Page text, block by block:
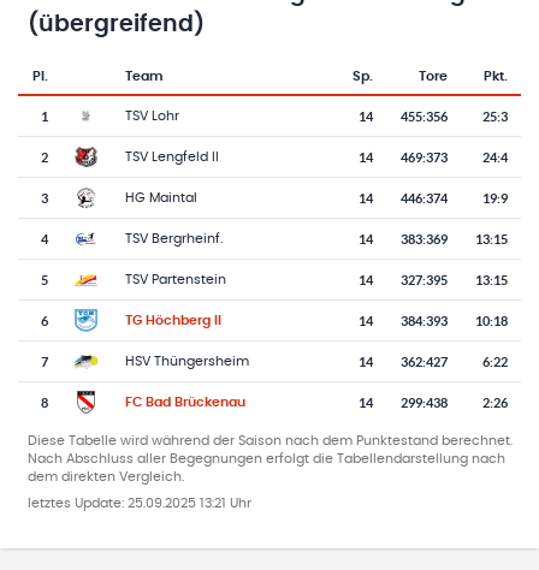
(übergreifend)
Pl.
Team-Logo
Team Sp. Tore Pkt.
1 TSV Lohr 14 455:356 25:3
2 TSV Lengfeld II 14 469:373 24:4
3 HG Maintal 14 446:374 19:9
4 TSV Bergrheinf. 14 383:369 13:15
5 TSV Partenstein 14 327:395 13:15
6 TG Höchberg II 14 384:393 10:18
7 HSV Thüngersheim 14 362:427 6:22
8 FC Bad Brückenau 14 299:438 2:26
Diese Tabelle wird während der Saison nach dem Punktestand berechnet.
Nach Abschluss aller Begegnungen erfolgt die Tabellendarstellung nach
dem direkten Vergleich.
letztes Update: 25.09.2025 13:21 Uhr